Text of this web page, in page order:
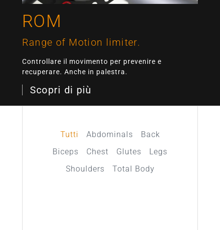
ROM
Range of Motion limiter.
Controllare il movimento per prevenire e
recuperare. Anche in palestra.
Scopri di più
Abdominals
Back
Biceps
Chest Glutes
Legs
Shoulders
Total Body
Tutti